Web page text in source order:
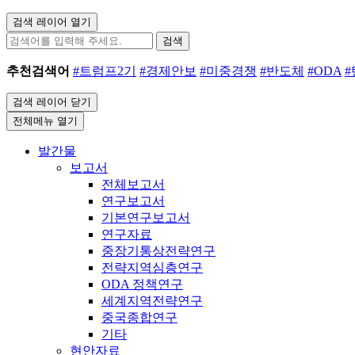
검색 레이어 열기
검색
추천검색어 #트럼프2기 #경제안보 #미중경쟁 #반도체 #ODA #
검색 레이어 닫기
전체메뉴 열기
발간물
보고서
전체보고서
연구보고서
기본연구보고서
연구자료
중장기통상전략연구
전략지역심층연구
ODA 정책연구
세계지역전략연구
중국종합연구
기타
현안자료